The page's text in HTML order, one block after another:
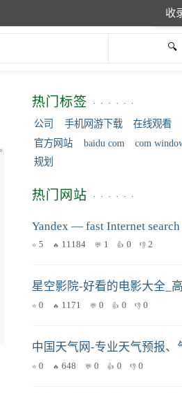
收
热门标签
公司 手机网游下载 在线观看
官方网站
baidu com com
规划
热门网站
Yandex — fast Internet search
5 11184 1 0 2
0 1171 0 0 0
中国天气网-专业天气预报、
0 648 0 0 0